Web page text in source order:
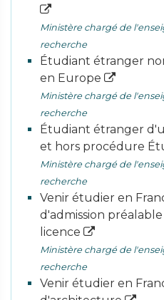
Ministère chargé de
recherche
Étudiant étranger
en Europe
Ministère chargé de
recherche
Étudiant étranger
et hors procédure
Ministère chargé de
recherche
Venir étudier en
d'admission
licence
Ministère chargé de
recherche
Venir étudier en